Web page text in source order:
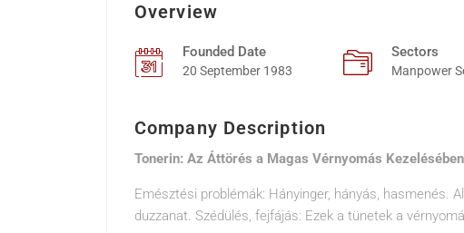
Overview
Founded Date
20 September 1983
Sectors
Manpower
Company Description
Tonerin: Az Áttörés a Magas Vérnyomás
Emésztési problémák: Hányinger, hányás, hasmenés.
duzzanat. Szédülés, fejfájás: Ezek a tünetek a